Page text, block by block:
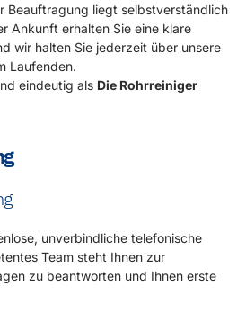
Beauftragung liegt selbstverständlich
Ankunft erhalten Sie eine klare
wir halten Sie jederzeit über unsere
Laufenden.
eindeutig als Die Rohrreiniger
unverbindliche telefonische
Team steht Ihnen zur
zu beantworten und Ihnen erste